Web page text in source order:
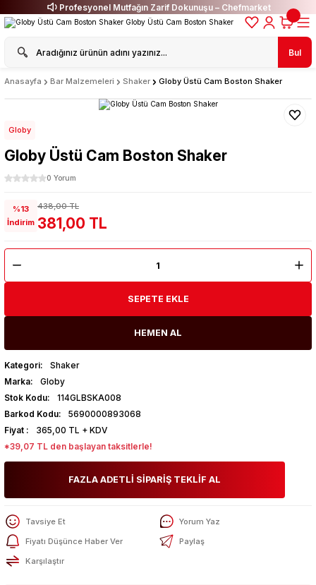
Profesyonel Mutfağın Zarif Dokunuşu – Chefmarket
Bul
Anasayfa Bar Malzemeleri Shaker Globy Üstü Cam Boston Shaker
Globy
Globy Üstü Cam Boston Shaker
0 Yorum
%13
İndirim
438,00 TL
381,00 TL
SEPETE EKLE
HEMEN AL
Kategori
Shaker
Marka
Globy
Stok Kodu
114GLBSKA008
Barkod Kodu
5690000893068
Fiyat
365,00 TL + KDV
*39,07 TL den başlayan taksitlerle!
FAZLA ADETLİ SİPARİŞ TEKLİF AL
Tavsiye Et
Yorum Yaz
Fiyatı Düşünce Haber Ver
Paylaş
Karşılaştır